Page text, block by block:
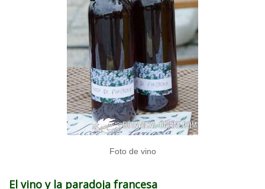
Foto de vino
El vino y la paradoja francesa